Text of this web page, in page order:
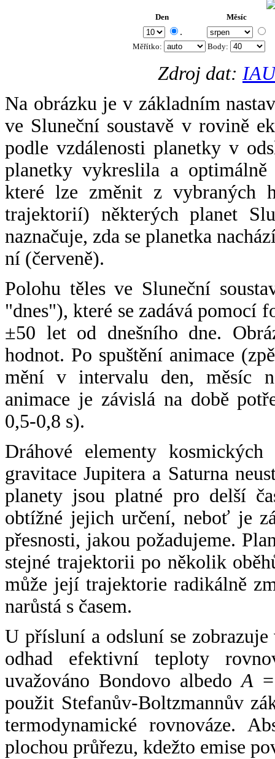
Den Měsíc
.
Měřítko: Body:
Zdroj dat:
Na obrázku je v základním
ve Sluneční soustavě v rovině
podle vzdálenosti planetky v
planetky vykreslila a
které lze změnit z vybraných
trajektorií) některých planet
naznačuje, zda se planetka
ní (červeně).
Polohu těles ve Sluneční
"dnes"), které se zadává pomocí
±50 let od dnešního dne.
hodnot. Po spuštění animace
mění v intervalu den, měsíc
animace je závislá na době
0,5-0,8 s).
Dráhové elementy
gravitace Jupitera a Saturna
planety jsou platné pro delší
obtížné jejich určení, neboť je
přesnosti, jakou požadujeme.
stejné trajektorii po několik
může její trajektorie radikálně
narůstá s časem.
U přísluní a odsluní se
odhad efektivní teploty
uvažováno Bondovo albedoA
použit Stefanův-Boltzmannův
termodynamické rovnováze.
plochou průřezu, kdežto emise